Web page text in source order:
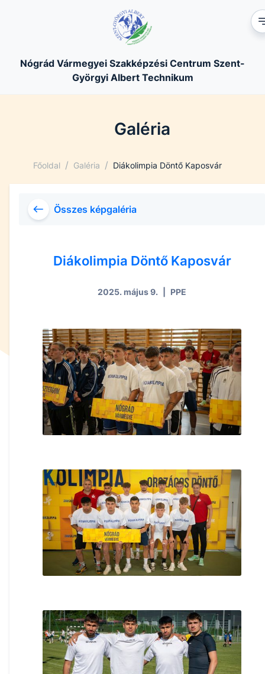
Nógrád Vármegyei Szakképzési Centrum Szent-
Györgyi Albert Technikum
Galéria
Főoldal / Galéria / Diákolimpia Döntő Kaposvár
Összes képgaléria
Diákolimpia Döntő Kaposvár
2025. május 9. PPE